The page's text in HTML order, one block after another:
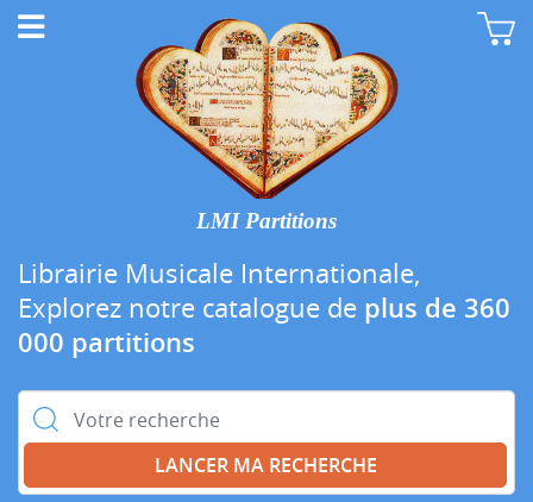
LMI Partitions
Librairie Musicale Internationale,
Explorez notre catalogue de plus de 360
000 partitions
Rechercher :